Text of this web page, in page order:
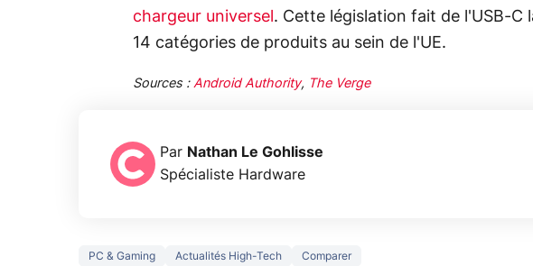
chargeur universel . Cette législation fait de l'USB-C
14 catégories de produits au sein de l'UE.
Sources : Android Authority, The Verge
Par Nathan Le Gohlisse
Spécialiste Hardware
PC & Gaming Actualités High-Tech Comparer